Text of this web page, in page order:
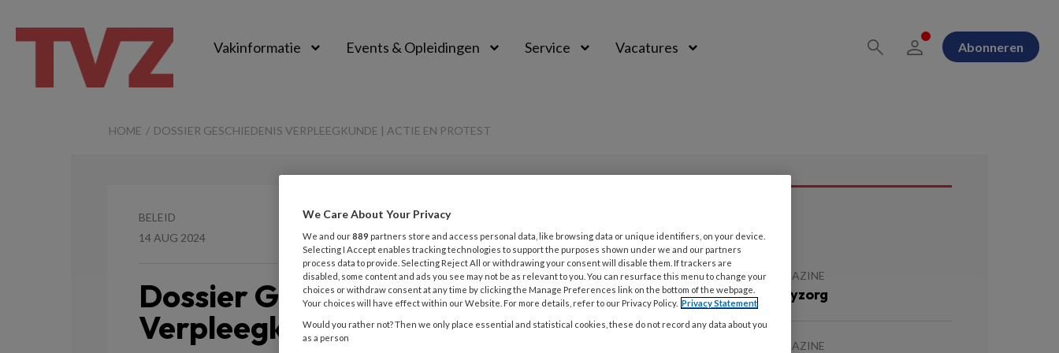
Vakinformatie Events & Opleidingen Service Vacatures Abonneren
HOME DOSSIER GESCHIEDENIS VERPLEEGKUNDE | ACTIE EN PROTEST
BELEID
14 AUG 2024
Opslaan Reacties 0 Delen
Dossier Geschiedenis
Verpleegkunde | Actie en protest
Lees ook
1 JULI 2026 MAGAZINE
Stervensbuddyzorg
MAGAZINE
We Care About Your Privacy
We and our889 partners store and access personal data, like browsing data or unique identifiers, on your device.
Selecting I Accept enables tracking technologies to support the purposes shown under we and our partners
process data to provide. Selecting Reject All or withdrawing your consent will disable them. If trackers are
disabled, some content and ads you see may not be as relevant to you. You can resurface this menu to change your
choices or withdraw consent at any time by clicking the Manage Preferences link on the bottom of the webpage.
Your choices will have effect within our Website. For more details, refer to our Privacy Policy. Privacy Statement
Would you rather not? Then we only place essential and statistical cookies, these do not record any data about you
as a person